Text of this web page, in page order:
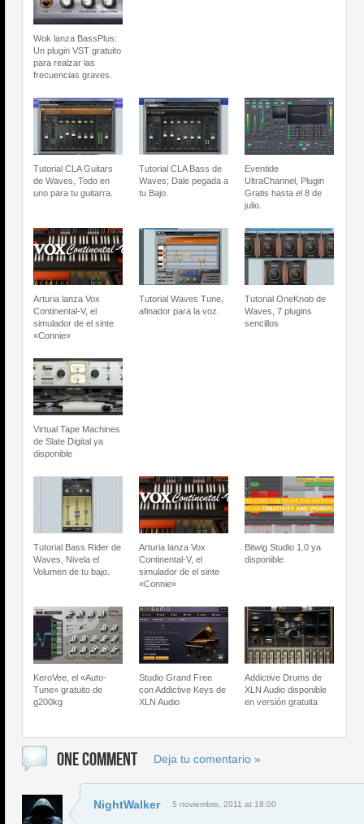
Wok lanza BassPlus:
Un plugin VST gratuito
para realzar las
frecuencias graves.
Tutorial CLA Guitars
de Waves, Todo en
uno para tu guitarra.
Tutorial CLA Bass de
Waves; Dale pegada a
tu Bajo.
Eventide
UltraChannel, Plugin
Gratis hasta el 8 de
julio.
Arturia lanza Vox
Continental-V, el
simulador de el sinte
«Connie»
Tutorial Waves Tune,
afinador para la voz.
Tutorial OneKnob de
Waves, 7 plugins
sencillos
Virtual Tape Machines
de Slate Digital ya
disponible
Tutorial Bass Rider de
Waves, Nivela el
Volumen de tu bajo.
Arturia lanza Vox
Continental-V, el
simulador de el sinte
«Connie»
Bitwig Studio 1.0 ya
disponible
KeroVee, el «Auto-
Tune» gratuito de
g200kg
Studio Grand Free
con Addictive Keys de
XLN Audio
Addictive Drums de
XLN Audio disponible
en versión gratuita
ONE COMMENT Deja tu comentario »
NightWalker 5 noviembre, 2011 at 18:00